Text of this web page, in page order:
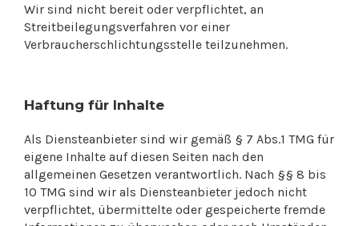
Wir sind nicht bereit oder verpflichtet, an
Streitbeilegungsverfahren vor einer
Verbraucherschlichtungsstelle teilzunehmen.
Haftung für Inhalte
Als Diensteanbieter sind wir gemäß § 7 Abs.1 TMG für
eigene Inhalte auf diesen Seiten nach den
allgemeinen Gesetzen verantwortlich. Nach §§ 8 bis
10 TMG sind wir als Diensteanbieter jedoch nicht
verpflichtet, übermittelte oder gespeicherte fremde